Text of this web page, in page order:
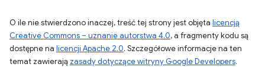
O ile nie stwierdzono inaczej, treść tej strony jest objęta licencją
Creative Commons – uznanie autorstwa 4.0, a fragmenty kodu są
dostępne na licencji Apache 2.0. Szczegółowe informacje na ten
temat zawierają zasady dotyczące witryny Google Developers.